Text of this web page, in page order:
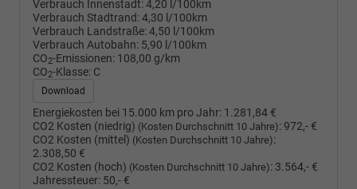
Verbrauch Innenstadt:4,20 l/100km
Verbrauch Stadtrand:4,30 l/100km
Verbrauch Landstraße:4,50 l/100km
Verbrauch Autobahn: 5,90 l/100km
CO2-Emissionen: 108,00 g/km
CO2-Klasse: C
Download
Energiekosten bei 15.000 km pro Jahr: 1.281,84 €
CO2 Kosten (niedrig) (Kosten Durchschnitt 10 Jahre): 972,- €
CO2 Kosten (mittel) (Kosten Durchschnitt 10 Jahre):
2.308,50 €
CO2 Kosten (hoch) (Kosten Durchschnitt 10 Jahre): 3.564,- €
Jahressteuer: 50,- €